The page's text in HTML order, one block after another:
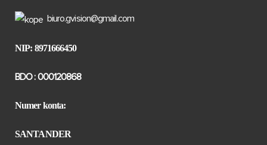
biuro.gvision@gmail.com
NIP: 8971666450
BDO : 000120868
Numer konta:
SANTANDER